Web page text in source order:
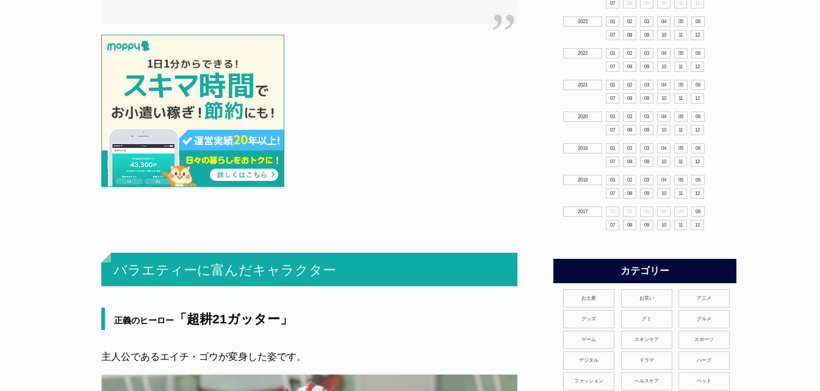
バラエティーに富んだキャラクター
正義のヒーロー 「超耕21ガッター」
主人公であるエイチ・ゴウが変身した姿です。
07 08 09 10 11 12
2023 01 02 03 04 05 06
07 08 09 10 11 12
2022 01 02 03 04 05 06
07 08 09 10 11 12
2021 01 02 03 04 05 06
07 08 09 10 11 12
2020 01 02 03 04 05 06
07 08 09 10 11 12
2019 01 02 03 04 05 06
07 08 09 10 11 12
2018 01 02 03 04 05 06
07 08 09 10 11 12
2017 01 02 03 04 05 06
07 08 09 10 11 12
カテゴリー
お土産 お笑い アニメ
グッズ グミ グルメ
ゲーム スキンケア スポーツ
デジタル ドラマ ハーブ
ファッション ヘルスケア ペット